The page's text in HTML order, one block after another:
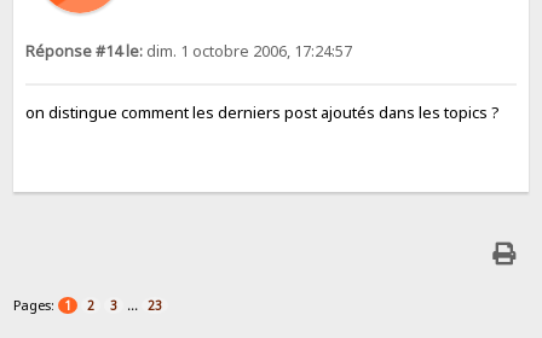
Réponse #14 le: dim. 1 octobre 2006, 17:24:57
on distingue comment les derniers post ajoutés dans les topics ?
Pages: 1 2 3 ... 23